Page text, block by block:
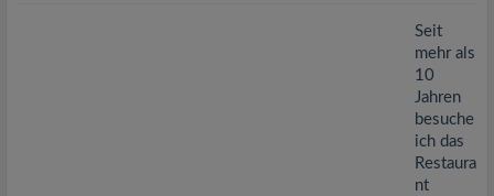
Seit
mehr als
10
Jahren
besuche
ich das
Restaura
nt